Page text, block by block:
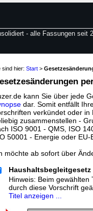
- alle Fassungen seit
sind hier: Start >
kann Sie über jede
dar. Somit entfällt
verkündet oder
zusammenstellen -
ISO 9001 - QMS, ISO
50001 - Energie oder EU-
möchte ab sofort über
Haushaltsbegleitgesetz
Hinweis: Beim
durch diese Vorschrift
Titel anzeigen ...